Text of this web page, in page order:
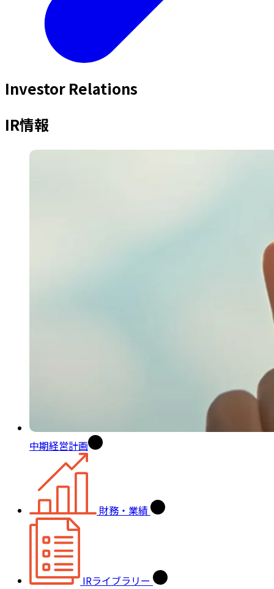
Investor Relations
IR情報
中期経営計画
財務・業績
IRライブラリー